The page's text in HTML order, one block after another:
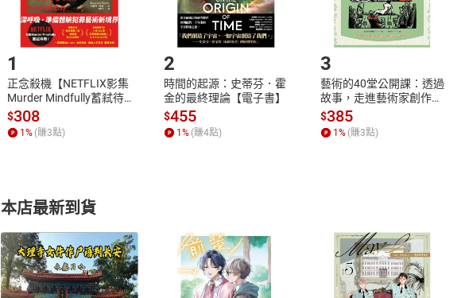
Step1.選擇閱讀載具 Step2.登入
1
正念殺機【NETFLIX影集
Murder Mindfully蓄弒待
發】【電子書】
$308
1 % (賺3點)
2
時間的起源：史蒂芬．霍
金的最終理論【電子書】
$455
1 % (賺4點)
3
藝術的40堂公開課：透過
故事，走進藝術家創作現
場，看藝術如何誕生、如
何形塑人類生活【電子
書】
$385
1 % (賺3點)
本店最新到貨